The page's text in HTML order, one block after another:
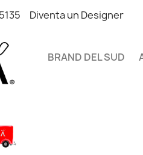
Diventa un Designer
BRAND DEL SUD